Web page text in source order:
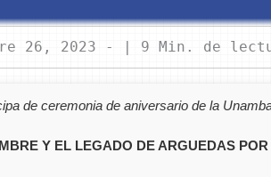
26, 2023 - | 9 Min. de
de ceremonia de aniversario de la
Y EL LEGADO DE ARGUEDAS